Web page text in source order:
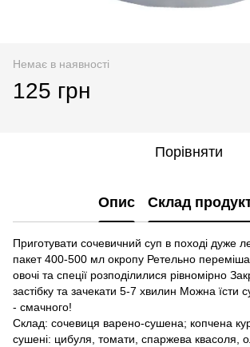
Немає в наявності
125 грн
Порівняти
Опис Склад
Приготувати сочевичний суп в поході дуже
пакет 400-500 мл окропу Ретельно
овочі та спеції розподілилися рівномірно
застібку та зачекати 5-7 хвилин Можна їсти
- смачного!
Склад: сочевиця варено-сушена; копчена
сушені: цибуля, томати, спаржева квасоля,